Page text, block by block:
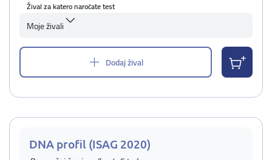
Žival za katero naročate test
Moje živali
Dodaj žival
DNA profil (ISAG 2020)